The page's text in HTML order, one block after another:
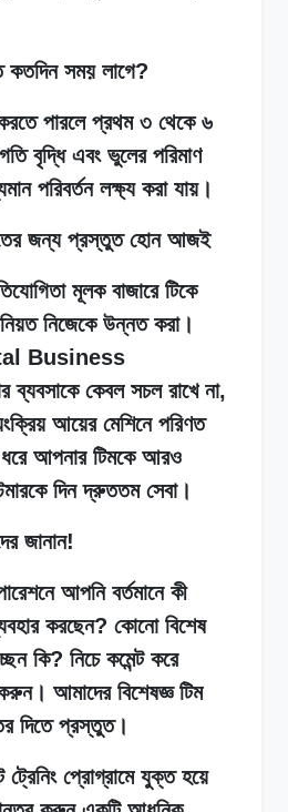
সময় লাগে?
পারলে প্রথম ৩ থেকে ৬
বৃদ্ধি এবং ভুলের পরিমাণ
পরিবর্তন লক্ষ্য করা যায়।
জন্য প্রস্তুত হোন আজই
মূলক বাজারে টিকে
নিজেকে উন্নত করা।
Business
কেবল সচল রাখে না,
আয়ের মেশিনে পরিণত
আপনার টিমকে আরও
দিন দ্রুততম সেবা।
জানান!
আপনি বর্তমানে কী
করছেন? কোনো বিশেষ
কি? নিচে কমেন্ট করে
আমাদের বিশেষজ্ঞ টিম
দিতে প্রস্তুত।
প্রোগ্রামে যুক্ত হয়ে